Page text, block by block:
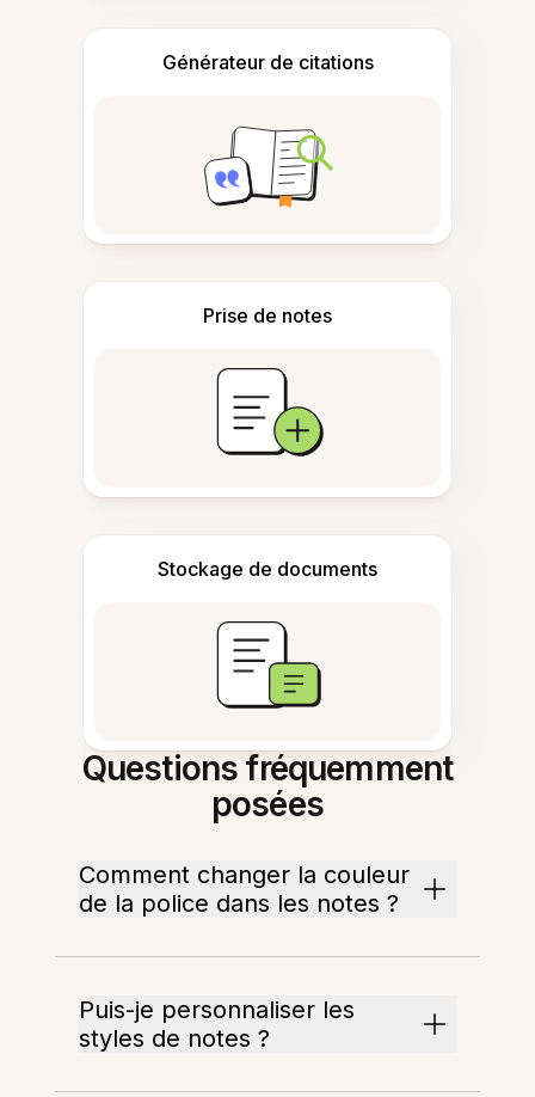
Générateur de citations
Prise de notes
Stockage de documents
Questions fréquemment
posées
Comment changer la couleur
de la police dans les notes ?
Puis-je personnaliser les
styles de notes ?